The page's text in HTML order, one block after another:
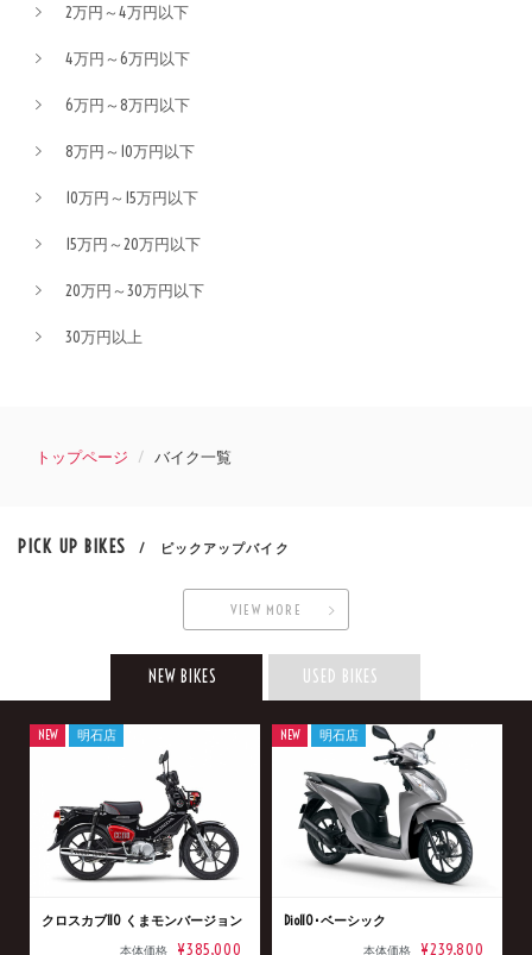
2万円～4万円以下
4万円～6万円以下
6万円～8万円以下
8万円～10万円以下
10万円～15万円以下
15万円～20万円以下
20万円～30万円以下
30万円以上
トップページ バイク一覧
PICK UP BIKES / ピックアップバイク
VIEW MORE
NEW BIKES USED BIKES
クロスカブ110 くまモンバージョン
本体価格 ¥385,000
NEW 明石店
Dio110･ベーシック
本体価格 ¥239,800
NEW 明石店